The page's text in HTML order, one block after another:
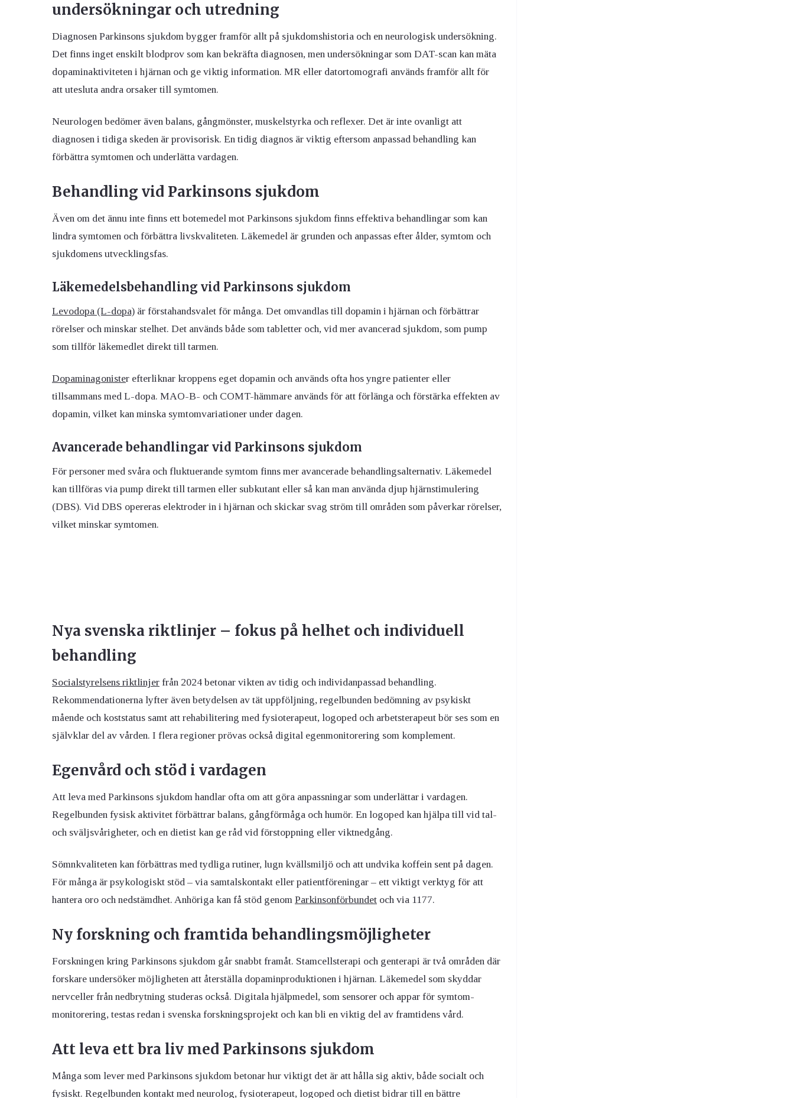
undersökningar och utredning
Diagnosen Parkinsons sjukdom bygger framför allt på sjukdomshistoria och en neurologisk undersökning.
Det finns inget enskilt blodprov som kan bekräfta diagnosen, men undersökningar som DAT-scan kan mäta
dopaminaktiviteten i hjärnan och ge viktig information. MR eller datortomografi används framför allt för
att utesluta andra orsaker till symtomen.
Neurologen bedömer även balans, gångmönster, muskelstyrka och reflexer. Det är inte ovanligt att
diagnosen i tidiga skeden är provisorisk. En tidig diagnos är viktig eftersom anpassad behandling kan
förbättra symtomen och underlätta vardagen.
Behandling vid Parkinsons sjukdom
Även om det ännu inte finns ett botemedel mot Parkinsons sjukdom finns effektiva behandlingar som kan
lindra symtomen och förbättra livskvaliteten. Läkemedel är grunden och anpassas efter ålder, symtom och
sjukdomens utvecklingsfas.
Läkemedelsbehandling vid Parkinsons sjukdom
Levodopa (L-dopa) är förstahandsvalet för många. Det omvandlas till dopamin i hjärnan och förbättrar
rörelser och minskar stelhet. Det används både som tabletter och, vid mer avancerad sjukdom, som pump
som tillför läkemedlet direkt till tarmen.
Dopaminagonister efterliknar kroppens eget dopamin och används ofta hos yngre patienter eller
tillsammans med L-dopa. MAO-B- och COMT-hämmare används för att förlänga och förstärka effekten av
dopamin, vilket kan minska symtomvariationer under dagen.
Avancerade behandlingar vid Parkinsons sjukdom
För personer med svåra och fluktuerande symtom finns mer avancerade behandlingsalternativ. Läkemedel
kan tillföras via pump direkt till tarmen eller subkutant eller så kan man använda djup hjärnstimulering
(DBS). Vid DBS opereras elektroder in i hjärnan och skickar svag ström till områden som påverkar rörelser,
vilket minskar symtomen.
Nya svenska riktlinjer – fokus på helhet och individuell
behandling
Socialstyrelsens riktlinjer från 2024 betonar vikten av tidig och individanpassad behandling.
Rekommendationerna lyfter även betydelsen av tät uppföljning, regelbunden bedömning av psykiskt
mående och koststatus samt att rehabilitering med fysioterapeut, logoped och arbetsterapeut bör ses som en
självklar del av vården. I flera regioner prövas också digital egenmonitorering som komplement.
Egenvård och stöd i vardagen
Att leva med Parkinsons sjukdom handlar ofta om att göra anpassningar som underlättar i vardagen.
Regelbunden fysisk aktivitet förbättrar balans, gångförmåga och humör. En logoped kan hjälpa till vid tal-
och sväljsvårigheter, och en dietist kan ge råd vid förstoppning eller viktnedgång.
Sömnkvaliteten kan förbättras med tydliga rutiner, lugn kvällsmiljö och att undvika koffein sent på dagen.
För många är psykologiskt stöd – via samtalskontakt eller patientföreningar – ett viktigt verktyg för att
hantera oro och nedstämdhet. Anhöriga kan få stöd genom Parkinsonförbundet och via 1177.
Ny forskning och framtida behandlingsmöjligheter
Forskningen kring Parkinsons sjukdom går snabbt framåt. Stamcellsterapi och genterapi är två områden där
forskare undersöker möjligheten att återställa dopaminproduktionen i hjärnan. Läkemedel som skyddar
nervceller från nedbrytning studeras också. Digitala hjälpmedel, som sensorer och appar för symtom-
monitorering, testas redan i svenska forskningsprojekt och kan bli en viktig del av framtidens vård.
Att leva ett bra liv med Parkinsons sjukdom
Många som lever med Parkinsons sjukdom betonar hur viktigt det är att hålla sig aktiv, både socialt och
fysiskt. Regelbunden kontakt med neurolog, fysioterapeut, logoped och dietist bidrar till en bättre